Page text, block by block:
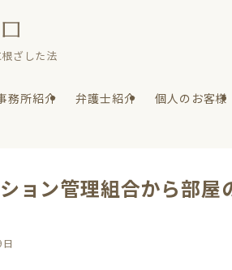
ざした法
務所紹介 弁護士紹介 個人のお客様
ョン管理組合から部屋